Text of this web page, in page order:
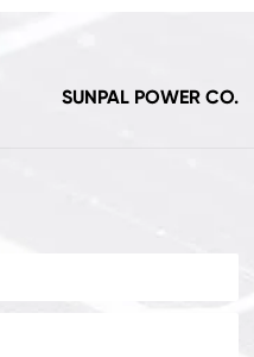
SUNPAL POWER CO.